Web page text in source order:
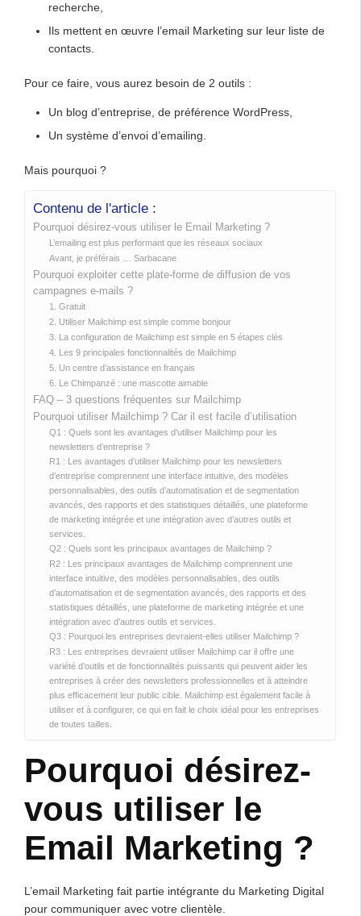
recherche,
Ils mettent en œuvre l’email Marketing sur leur liste de
contacts.
Pour ce faire, vous aurez besoin de 2 outils :
Un blog d’entreprise, de préférence WordPress,
Un système d’envoi d’emailing.
Mais pourquoi ?
Contenu de l'article :
Pourquoi désirez-vous utiliser le Email Marketing ?
L’emailing est plus performant que les réseaux sociaux
Avant, je préférais … Sarbacane
Pourquoi exploiter cette plate-forme de diffusion de vos
campagnes e-mails ?
1. Gratuit
2. Utiliser Mailchimp est simple comme bonjour
3. La configuration de Mailchimp est simple en 5 étapes clés
4. Les 9 principales fonctionnalités de Mailchimp
5. Un centre d’assistance en français
6. Le Chimpanzé : une mascotte aimable
FAQ – 3 questions fréquentes sur Mailchimp
Pourquoi utiliser Mailchimp ? Car il est facile d’utilisation
Q1 : Quels sont les avantages d’utiliser Mailchimp pour les
newsletters d’entreprise ?
R1 : Les avantages d’utiliser Mailchimp pour les newsletters
d’entreprise comprennent une interface intuitive, des modèles
personnalisables, des outils d’automatisation et de segmentation
avancés, des rapports et des statistiques détaillés, une plateforme
de marketing intégrée et une intégration avec d’autres outils et
services.
Q2 : Quels sont les principaux avantages de Mailchimp ?
R2 : Les principaux avantages de Mailchimp comprennent une
interface intuitive, des modèles personnalisables, des outils
d’automatisation et de segmentation avancés, des rapports et des
statistiques détaillés, une plateforme de marketing intégrée et une
intégration avec d’autres outils et services.
Q3 : Pourquoi les entreprises devraient-elles utiliser Mailchimp ?
R3 : Les entreprises devraient utiliser Mailchimp car il offre une
variété d’outils et de fonctionnalités puissants qui peuvent aider les
entreprises à créer des newsletters professionnelles et à atteindre
plus efficacement leur public cible. Mailchimp est également facile à
utiliser et à configurer, ce qui en fait le choix idéal pour les entreprises
de toutes tailles.
Pourquoi désirez-
vous utiliser le
Email Marketing ?
L’email Marketing fait partie intégrante du Marketing Digital
pour communiquer avec votre clientèle.